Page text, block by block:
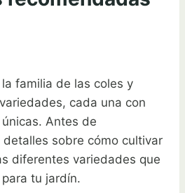
familia de las coles y
cada una con
Antes de
detalles sobre cómo cultivar
diferentes variedades que
tu jardín.